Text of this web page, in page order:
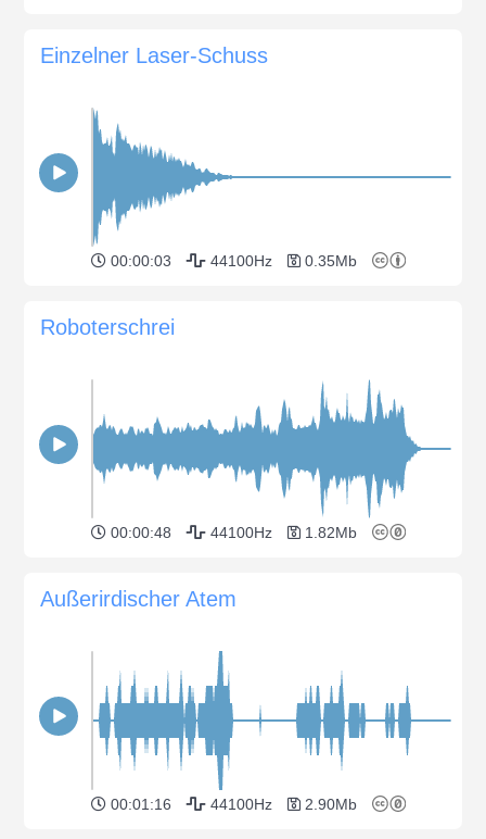
Einzelner Laser-Schuss
00:00:03 44100Hz 0.35Mb
Roboterschrei
00:00:48 44100Hz 1.82Mb
Außerirdischer Atem
00:01:16 44100Hz 2.90Mb